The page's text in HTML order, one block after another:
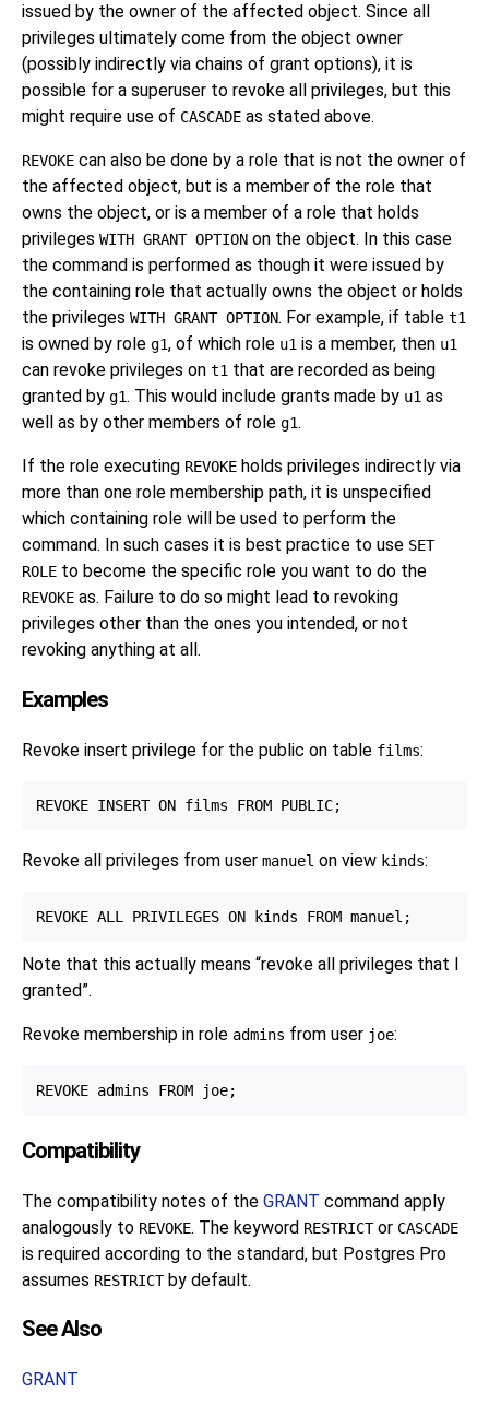
issued by the owner of the affected object. Since all
privileges ultimately come from the object owner
(possibly indirectly via chains of grant options), it is
possible for a superuser to revoke all privileges, but this
might require use of CASCADE as stated above.
REVOKE can also be done by a role that is not the owner of
the affected object, but is a member of the role that
owns the object, or is a member of a role that holds
privileges WITH GRANT OPTION on the object. In this case
the command is performed as though it were issued by
the containing role that actually owns the object or holds
the privileges WITH GRANT OPTION. For example, if table t1
is owned by role g1, of which role u1 is a member, then u1
can revoke privileges on t1 that are recorded as being
granted by g1. This would include grants made by u1 as
well as by other members of role g1.
If the role executing REVOKE holds privileges indirectly via
more than one role membership path, it is unspecified
which containing role will be used to perform the
command. In such cases it is best practice to use SET
ROLE to become the specific role you want to do the
REVOKE as. Failure to do so might lead to revoking
privileges other than the ones you intended, or not
revoking anything at all.
Examples
Revoke insert privilege for the public on table films:
Revoke all privileges from user manuel on view kinds:
Note that this actually means “revoke all privileges that I
granted”.
Revoke membership in role admins from user joe:
Compatibility
The compatibility notes of the GRANT command apply
analogously to REVOKE. The keyword RESTRICTor CASCADE
is required according to the standard, but Postgres Pro
assumes RESTRICTby default.
See Also
GRANT